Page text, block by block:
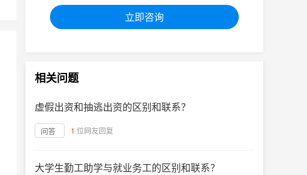
立即咨询
相关问题
虚假出资和抽逃出资的区别和联系？
问答 1 位网友回复
大学生勤工助学与就业务工的区别和联系？